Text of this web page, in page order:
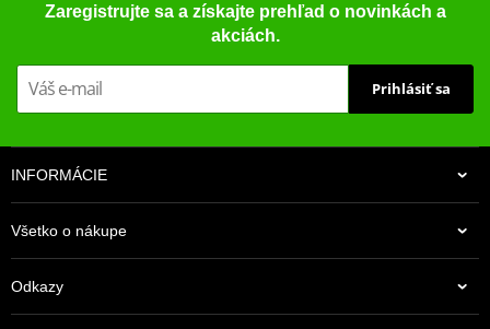
Zaregistrujte sa a získajte prehľad o novinkách a
akciách.
Prihlásiť sa
INFORMÁCIE
Všetko o nákupe
Odkazy